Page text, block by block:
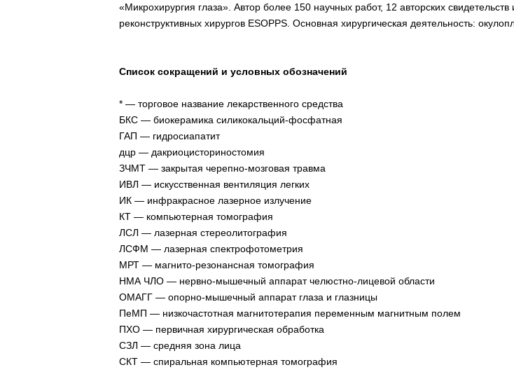
«Микрохирургия глаза». Автор более 150 научных работ, 12 авторских
реконструктивных хирургов ESOPPS. Основная хирургическая деятельность:
Список сокращений и условных обозначений
* — торговое название лекарственного средства
БКС — биокерамика силикокальций-фосфатная
ГАП — гидросиапатит
дцр — дакриоцисториностомия
ЗЧМТ — закрытая черепно-мозговая травма
ИВЛ — искусственная вентиляция легких
ИК — инфракрасное лазерное излучение
КТ — компьютерная томография
ЛСЛ — лазерная стереолитография
ЛСФМ — лазерная спектрофотометрия
МРТ — магнито-резонансная томография
НМА ЧЛО — нервно-мышечный аппарат челюстно-лицевой области
ОМАГГ — опорно-мышечный аппарат глаза и глазницы
ПеМП — низкочастотная магнитотерапия переменным магнитным полем
ПХО — первичная хирургическая обработка
СЗЛ — средняя зона лица
СКТ — спиральная компьютерная томография